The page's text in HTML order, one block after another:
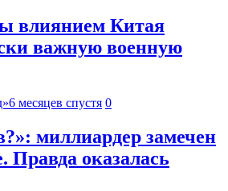
влиянием Китая
важную военную
6 месяцев спустя 0
миллиардер замечен
Правда оказалась